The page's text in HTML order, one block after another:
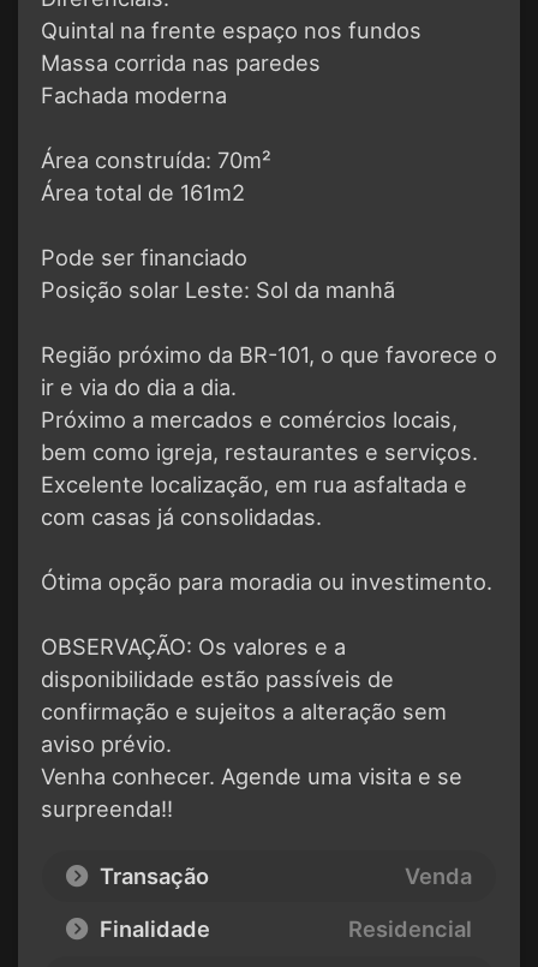
Quintal na frente espaço nos fundos
Massa corrida nas paredes
Fachada moderna
Área construída: 70m²
Área total de 161m2
Pode ser financiado
Posição solar Leste: Sol da manhã
Região próximo da BR-101, o que favorece o
ir e via do dia a dia.
Próximo a mercados e comércios locais,
bem como igreja, restaurantes e serviços.
Excelente localização, em rua asfaltada e
com casas já consolidadas.
Ótima opção para moradia ou investimento.
OBSERVAÇÃO: Os valores e a
disponibilidade estão passíveis de
confirmação e sujeitos a alteração sem
aviso prévio.
Venha conhecer. Agende uma visita e se
surpreenda!!
Transação
Venda
Finalidade
Residencial